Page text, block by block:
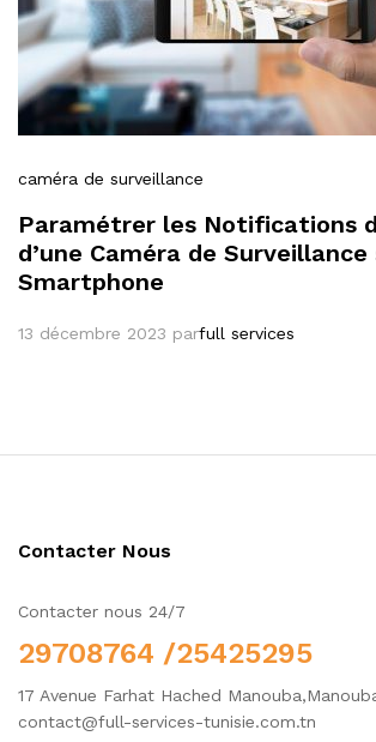
caméra de surveillance
Paramétrer les Notifications
d’une Caméra de Surveillance
Smartphone
13 décembre 2023 parfull services
Contacter Nous
Contacter nous 24/7
29708764 /25425295
17 Avenue Farhat Hached
contact@full-services-tunisie.com.tn